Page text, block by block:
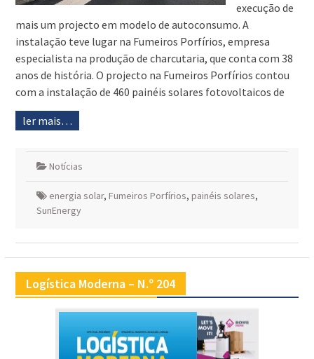
execução de
mais um projecto em modelo de autoconsumo. A
instalação teve lugar na Fumeiros Porfírios, empresa
especialista na produção de charcutaria, que conta com 38
anos de história. O projecto na Fumeiros Porfírios contou
com a instalação de 460 painéis solares fotovoltaicos de
ler mais…
Notícias
energia solar, Fumeiros Porfírios, painéis solares,
SunEnergy
Logística Moderna – N.º 204